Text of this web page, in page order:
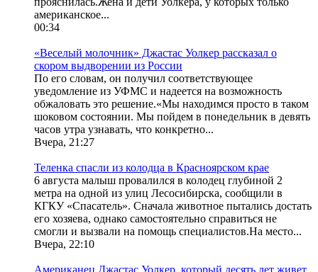
американское...
00:34
«Веселый молочник» Джастас Уолкер рассказал о
скором выдворении из России
По его словам, он получил соответствующее
уведомление из УФМС и надеется на возможность
обжаловать это решение.«Мы находимся просто в таком
шоковом состоянии. Мы пойдем в понедельник в девять
часов утра узнавать, что конкретно...
Вчера, 21:27
Теленка спасли из колодца в Красноярском крае
6 августа малыш провалился в колодец глубиной 2
метра на одной из улиц Лесосибирска, сообщили в
КГКУ «Спасатель». Сначала животное пытались достать
его хозяева, однако самостоятельно справиться не
смогли и вызвали на помощь специалистов.На место...
Вчера, 22:10